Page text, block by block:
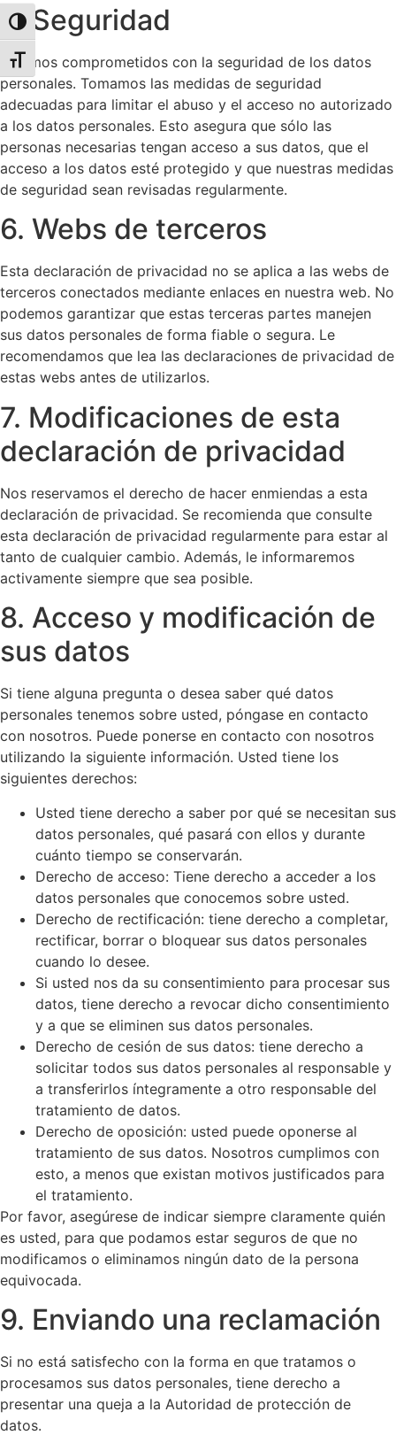
Alternar alto contraste
Alternar tamaño de letra
5. Seguridad
Estamos comprometidos con la seguridad de los datos
personales. Tomamos las medidas de seguridad
adecuadas para limitar el abuso y el acceso no autorizado
a los datos personales. Esto asegura que sólo las
personas necesarias tengan acceso a sus datos, que el
acceso a los datos esté protegido y que nuestras medidas
de seguridad sean revisadas regularmente.
6. Webs de terceros
Esta declaración de privacidad no se aplica a las webs de
terceros conectados mediante enlaces en nuestra web. No
podemos garantizar que estas terceras partes manejen
sus datos personales de forma fiable o segura. Le
recomendamos que lea las declaraciones de privacidad de
estas webs antes de utilizarlos.
7. Modificaciones de esta
declaración de privacidad
Nos reservamos el derecho de hacer enmiendas a esta
declaración de privacidad. Se recomienda que consulte
esta declaración de privacidad regularmente para estar al
tanto de cualquier cambio. Además, le informaremos
activamente siempre que sea posible.
8. Acceso y modificación de
sus datos
Si tiene alguna pregunta o desea saber qué datos
personales tenemos sobre usted, póngase en contacto
con nosotros. Puede ponerse en contacto con nosotros
utilizando la siguiente información. Usted tiene los
siguientes derechos:
Usted tiene derecho a saber por qué se necesitan sus
datos personales, qué pasará con ellos y durante
cuánto tiempo se conservarán.
Derecho de acceso: Tiene derecho a acceder a los
datos personales que conocemos sobre usted.
Derecho de rectificación: tiene derecho a completar,
rectificar, borrar o bloquear sus datos personales
cuando lo desee.
Si usted nos da su consentimiento para procesar sus
datos, tiene derecho a revocar dicho consentimiento
y a que se eliminen sus datos personales.
Derecho de cesión de sus datos: tiene derecho a
solicitar todos sus datos personales al responsable y
a transferirlos íntegramente a otro responsable del
tratamiento de datos.
Derecho de oposición: usted puede oponerse al
tratamiento de sus datos. Nosotros cumplimos con
esto, a menos que existan motivos justificados para
el tratamiento.
Por favor, asegúrese de indicar siempre claramente quién
es usted, para que podamos estar seguros de que no
modificamos o eliminamos ningún dato de la persona
equivocada.
9. Enviando una reclamación
Si no está satisfecho con la forma en que tratamos o
procesamos sus datos personales, tiene derecho a
presentar una queja a la Autoridad de protección de
datos.